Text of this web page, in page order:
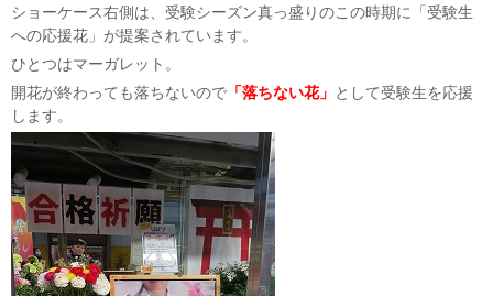
ショーケース右側は、受験シーズン真っ盛りのこの時期に「受験生
への応援花」が提案されています。
ひとつはマーガレット。
開花が終わっても落ちないので 「落ちない花」 として受験生を応援
します。